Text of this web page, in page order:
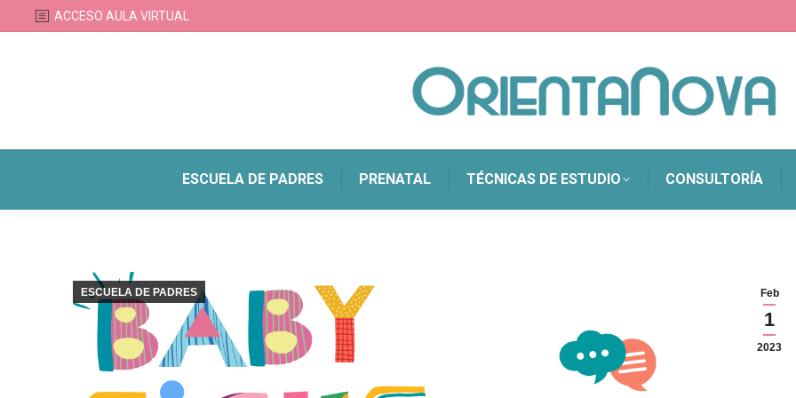
ACCESO AULA VIRTUAL
ESCUELA DE PADRES PRENATAL TÉCNICAS DE ESTUDIO CONSULTORÍA
Feb
1
2023
ESCUELA DE PADRES